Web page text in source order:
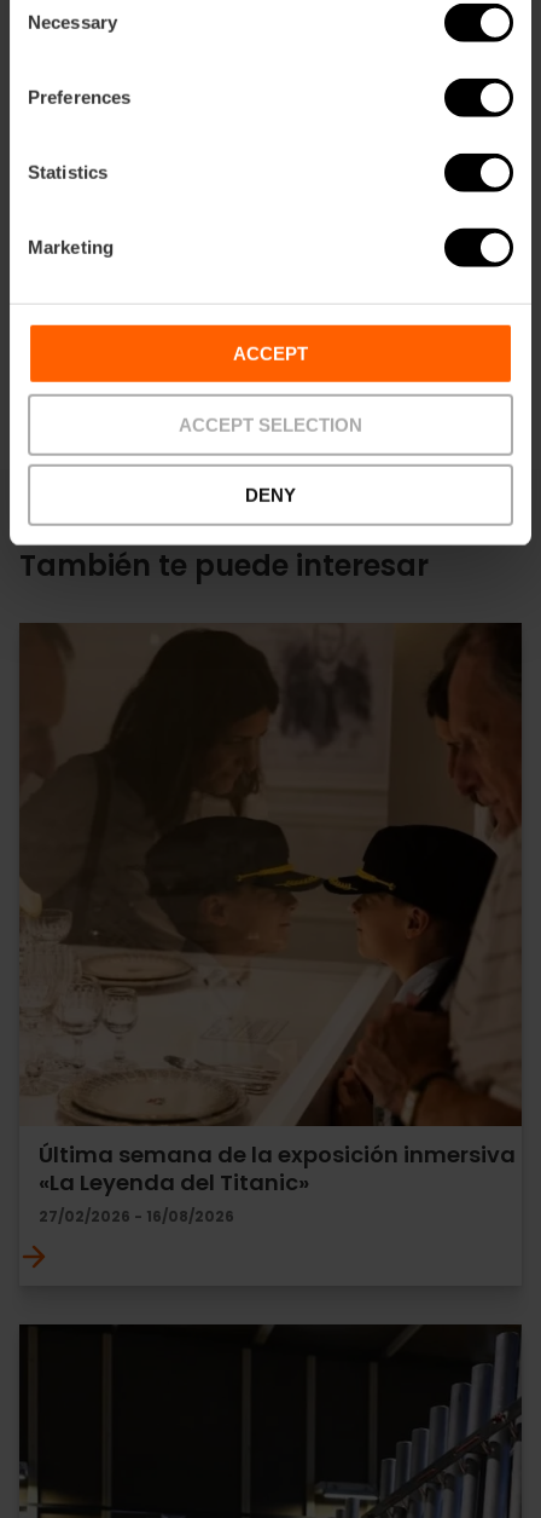
Selection
Necessary
Preferences
Statistics
Marketing
ACCEPT
ACCEPT SELECTION
DENY
También te puede interesar
Última semana de la exposición inmersiva
«La Leyenda del Titanic»
27/02/2026 - 16/08/2026